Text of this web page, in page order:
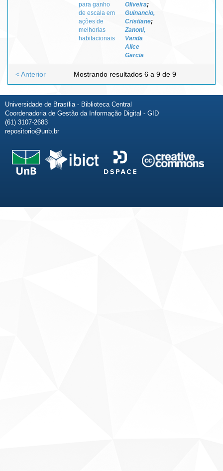
para ganho
de escala em
ações de
melhorias
habitacionais
Oliveira;
Guinancio,
Cristiane;
Zanoni,
Vanda
Alice
Garcia
Mostrando resultados 6 a 9 de 9
< Anterior
Universidade de Brasília - Biblioteca Central
Coordenadoria de Gestão da Informação Digital - GID
(61) 3107-2683
repositorio@unb.br